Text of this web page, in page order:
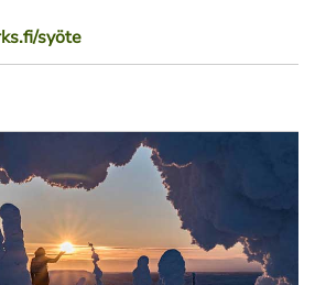
syöte